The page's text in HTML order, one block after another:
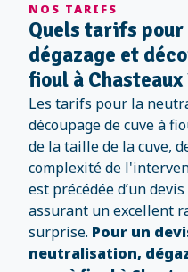
NOS TARIFS
Quels tarifs
dégazage et
fioul à Chasteaux
Les tarifs pour la
découpage de cuve à
de la taille de la cuve,
complexité de
est précédée d’un
assurant un excellent
surprise. Pour un
neutralisation,